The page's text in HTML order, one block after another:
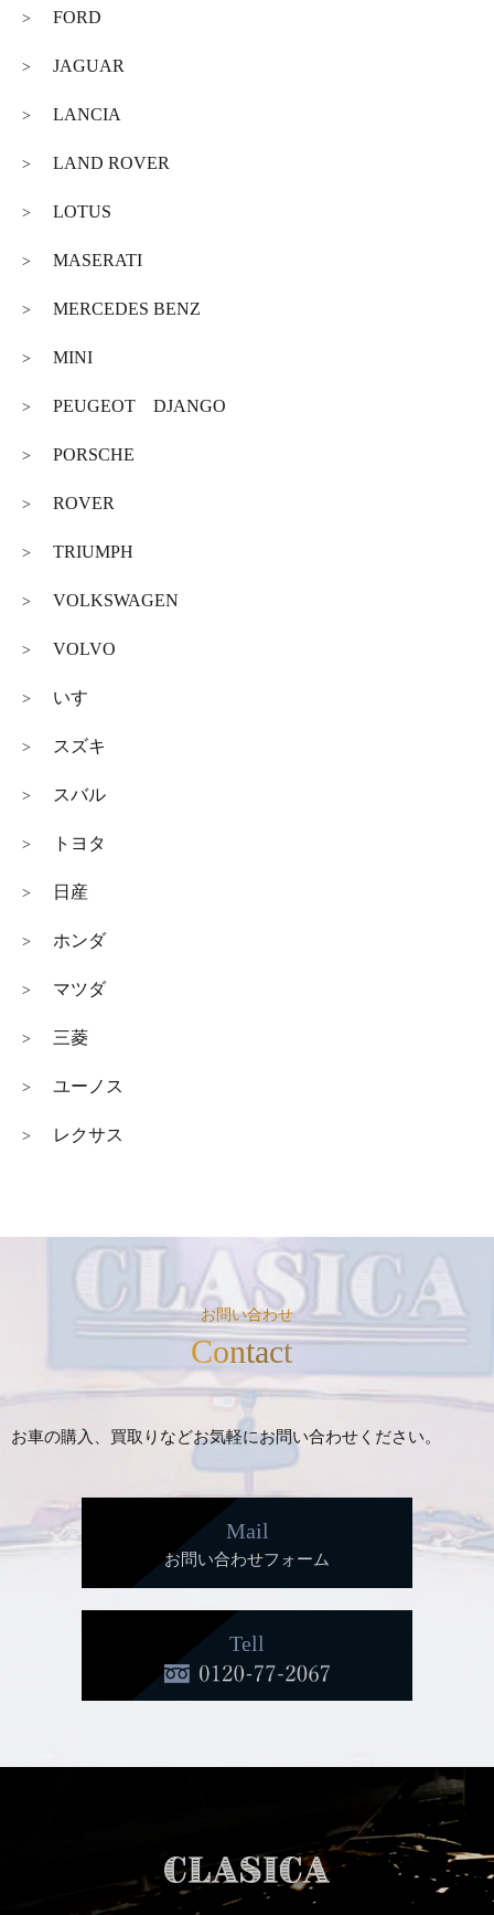
> FORD
> JAGUAR
> LANCIA
> LAND ROVER
> LOTUS
> MASERATI
> MERCEDES BENZ
> MINI
> PEUGEOT DJANGO
> PORSCHE
> ROVER
> TRIUMPH
> VOLKSWAGEN
> VOLVO
> いすゞ
> スズキ
> スバル
> トヨタ
> 日産
> ホンダ
> マツダ
> 三菱
> ユーノス
> レクサス
お問い合わせ
Contact
お車の購入、買取りなどお気軽にお問い合わせください。
Mail
お問い合わせフォーム
Tell